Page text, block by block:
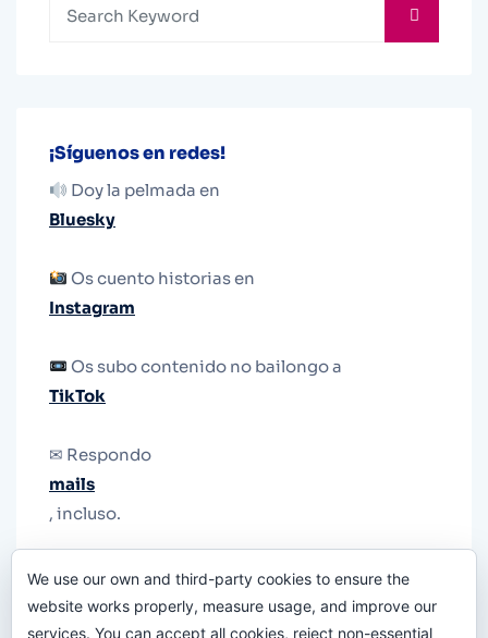
¡Síguenos en redes!
Doy la pelmada en
Bluesky
Os cuento historias en
Instagram
Os subo contenido no bailongo a
TikTok
✉ Respondo
mails
, incluso.
le quiten el teléfono.
We use our own and third-party cookies to ensure the
website works properly, measure usage, and improve our
services. You can accept all cookies, reject non-essential